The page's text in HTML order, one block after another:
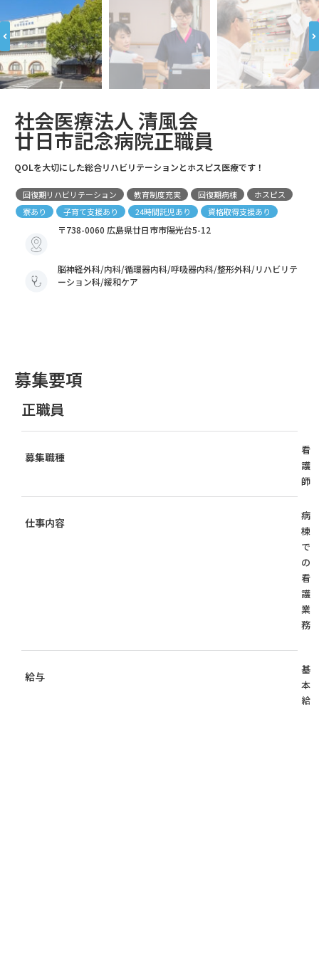
社会医療法人 清風会
廿日市記念病院正職員
QOLを大切にした総合リハビリテーションとホスピス医療です！
回復期リハビリテーション 教育制度充実 回復期病棟
ホスピス
寮あり
子育て支援あり 24時間託児あり 資格取得支援あり
〒738-0060 広島県廿日市市陽光台5-12
脳神経外科/内科/循環器内科/呼吸器内科/整形外科/リハビリテ
ーション科/緩和ケア
募集要項
正職員
募集職種
看
護
師
仕事内容
病
棟
で
の
看
護
業
務
給与
基
本
給